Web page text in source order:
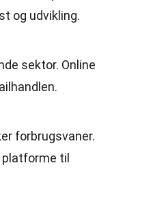
og udvikling.
sektor. Online
forbrugsvaner.
til